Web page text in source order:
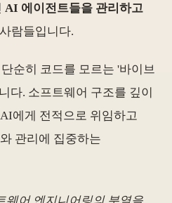
AI 에이전트들을 관리하고
람들입니다.
순히 코드를 모르는 '바이브
다. 소프트웨어 구조를 깊이
에게 전적으로 위임하고
관리에 집중하는